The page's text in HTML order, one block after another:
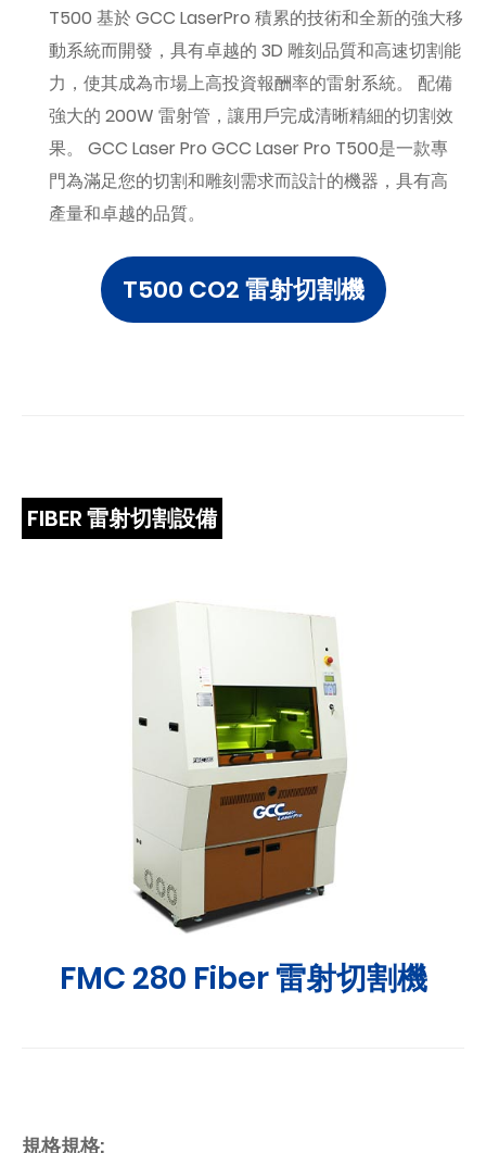
T500 基於 GCC LaserPro 積累的技術和全新的強大移
動系統而開發，具有卓越的 3D 雕刻品質和高速切割能
力，使其成為市場上高投資報酬率的雷射系統。 配備
強大的 200W 雷射管，讓用戶完成清晰精細的切割效
果。 GCC Laser Pro GCC Laser Pro T500是一款專
門為滿足您的切割和雕刻需求而設計的機器，具有高
產量和卓越的品質。
T500 CO2 雷射切割機
FIBER 雷射切割設備
FMC 280 Fiber 雷射切割機
規格規格: